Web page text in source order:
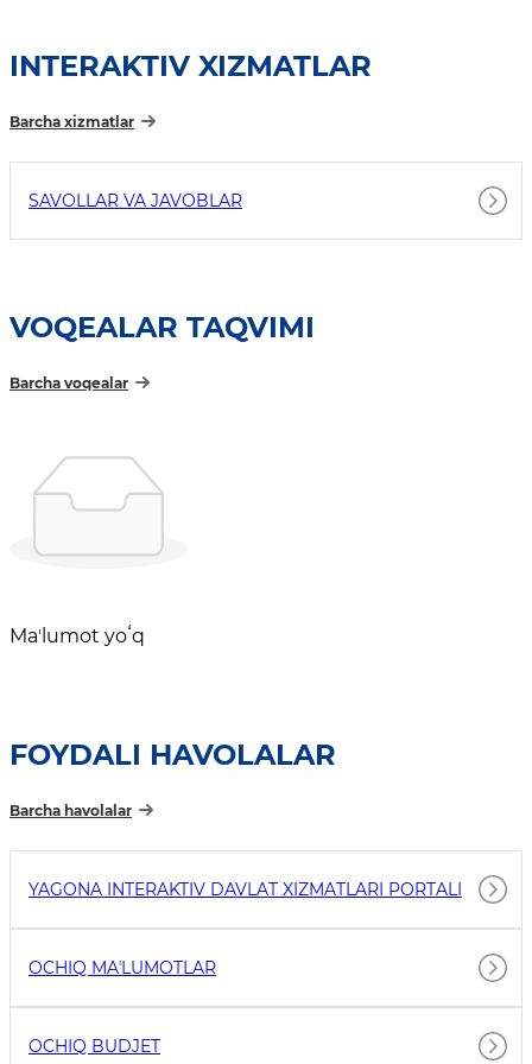
INTERAKTIV XIZMATLAR
Barcha xizmatlar
SAVOLLAR VA JAVOBLAR
VOQEALAR TAQVIMI
Barcha voqealar
Maʼlumot yoʻq
FOYDALI HAVOLALAR
Barcha havolalar
YAGONA INTERAKTIV DAVLAT XIZMATLARI PORTALI
OCHIQ MAʼLUMOTLAR
OCHIQ BUDJET